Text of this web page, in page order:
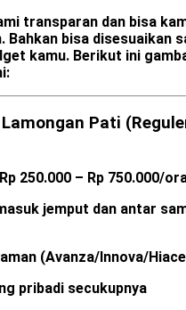
transparan dan bisa
Bahkan bisa disesuaikan
kamu. Berikut ini
Pati
250.000 – Rp 750.000/
jemput dan antar
(Avanza/Innova/
pribadi secukupnya